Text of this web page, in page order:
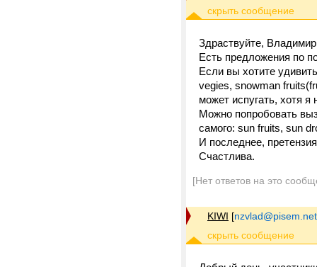
Здраствуйте, Владимир
Есть предложения по
Если вы хотите
vegies, snowman
может испугать, хотя
Можно попробовать
самого: sun fruits, sun
И последнее,
Счастлива.
[Нет ответов на это
KIWI [nzvlad@pisem.net